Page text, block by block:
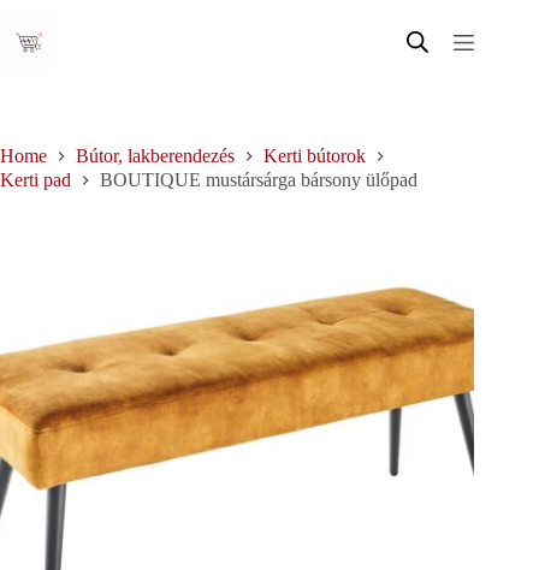
content
Home Bútor, lakberendezés
Kerti bútorok
Kerti pad
BOUTIQUE mustársárga bársony ülőpad